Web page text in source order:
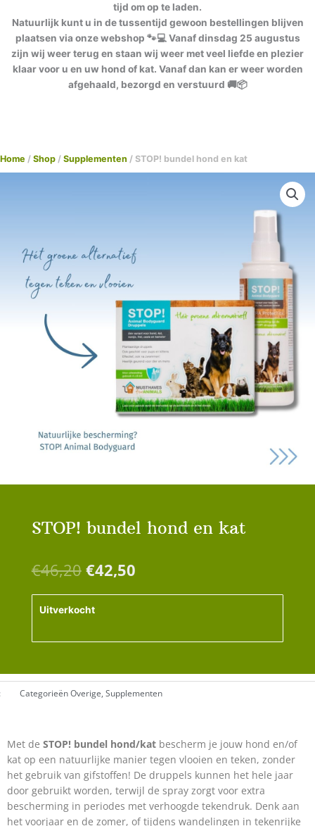
tijd om op te laden.
Natuurlijk kunt u in de tussentijd gewoon bestellingen blijven
plaatsen via onze webshop 🐾💻 Vanaf dinsdag 25 augustus
zijn wij weer terug en staan wij weer met veel liefde en plezier
klaar voor u en uw hond of kat. Vanaf dan kan er weer worden
afgehaald, bezorgd en verstuurd 🚚📦
Home / Shop / Supplementen / STOP! bundel hond en kat
STOP! bundel hond en kat
€46,20 Oorspronkelijke
prijs
was:
€46,20.
€42,50Huidige
is:
Uitverkocht
CategorieënOverige, Supplementen
Met de STOP! bundel hond/kat bescherm je jouw hond en/of
kat op een natuurlijke manier tegen vlooien en teken, zonder
het gebruik van gifstoffen! De druppels kunnen het hele jaar
door gebruikt worden, terwijl de spray zorgt voor extra
bescherming in periodes met verhoogde tekendruk. Denk aan
het voorjaar en de zomer, of tijdens wandelingen in tekenrijke